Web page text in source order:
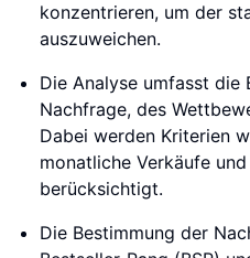
konzentrieren, um der
auszuweichen.
Die Analyse umfasst die
Nachfrage, des
Dabei werden Kriterien
monatliche Verkäufe
berücksichtigt.
Die Bestimmung der